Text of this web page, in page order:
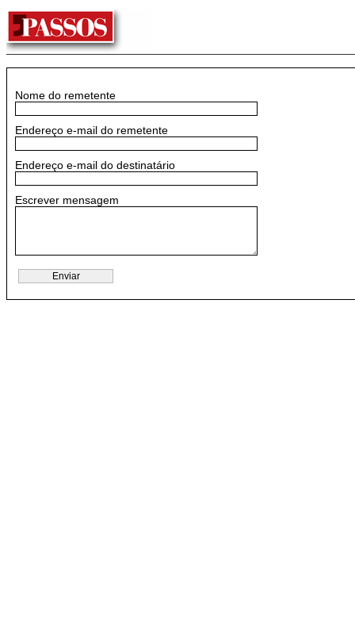
Nome do remetente
Endereço e-mail do remetente
Endereço e-mail do destinatário
Escrever mensagem